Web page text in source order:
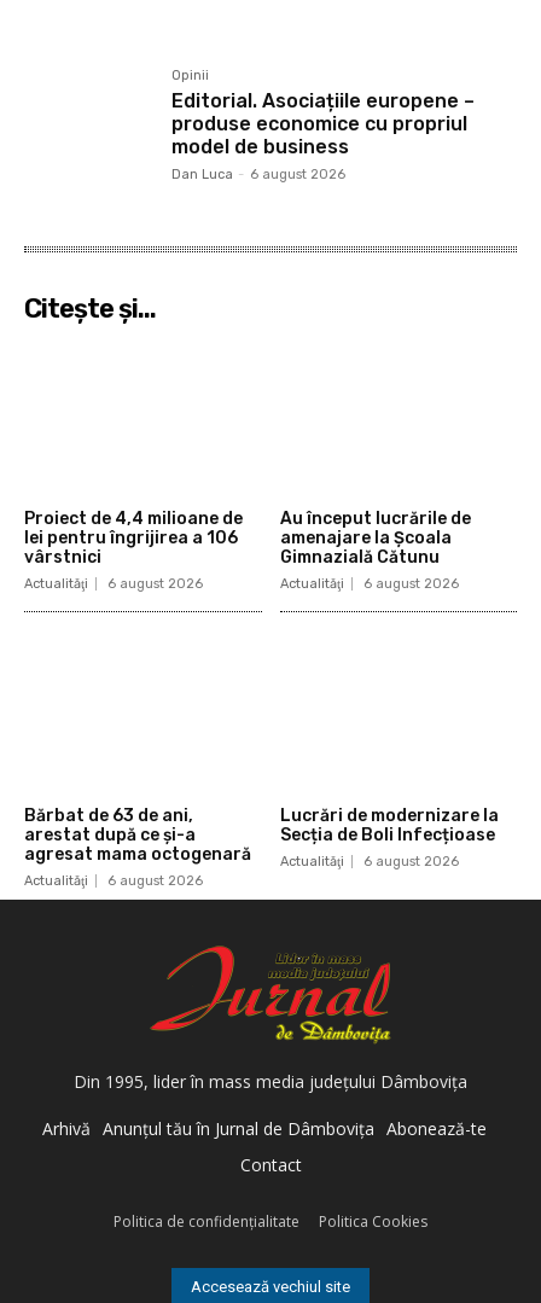
Opinii
Editorial. Asociațiile europene –
produse economice cu propriul
model de business
Dan Luca - 6 august 2026
Citeşte şi...
Proiect de 4,4 milioane de
lei pentru îngrijirea a 106
vârstnici
Actualităţi 6 august 2026
Au început lucrările de
amenajare la Școala
Gimnazială Cătunu
Actualităţi 6 august 2026
Bărbat de 63 de ani,
arestat după ce și-a
agresat mama octogenară
Actualităţi 6 august 2026
Lucrări de modernizare la
Secția de Boli Infecțioase
Actualităţi 6 august 2026
Din 1995, lider în mass media judeţului Dâmboviţa
Arhivă Anunţul tău în Jurnal de Dâmboviţa Abonează-te
Contact
Politica de confidenţialitate Politica Cookies
Accesează vechiul site